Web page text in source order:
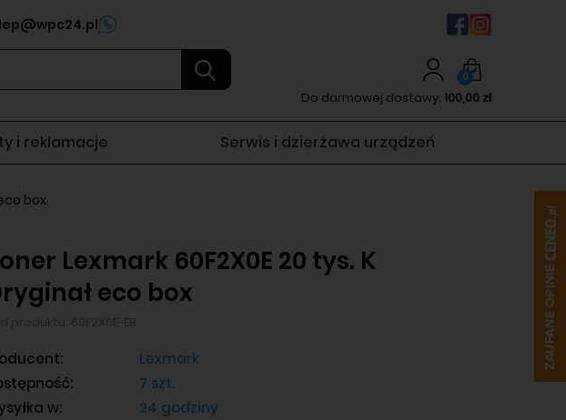
0
Do darmowej dostawy: 100,00 zł
i reklamacje Serwis i dzierżawa urządzeń
box
Lexmark 60F2X0E 20 tys. K
eco box
Lexmark
7 szt.
w:
24 godziny